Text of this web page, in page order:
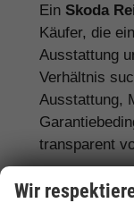
Ein Skoda
Käufer, die
Ausstattung
Verhältnis
Ausstattung,
transparent
Für
Wir